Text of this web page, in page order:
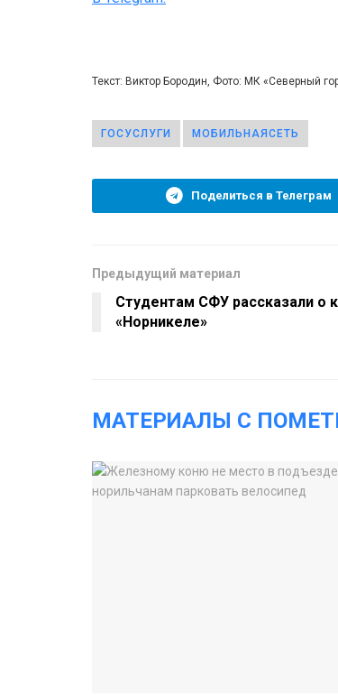
Текст: Виктор Бородин, Фото: МК «Северный
ГОСУСЛУГИ МОБИЛЬНАЯСЕТЬ
Поделиться в Телеграм
Предыдущий материал
Студентам СФУ рассказали о
«Норникеле»
МАТЕРИАЛЫ С